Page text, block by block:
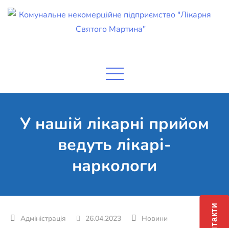
Skip
підприємство "Лікарня Святого
У нашій лікарні прийом
ведуть лікарі-
наркологи
26.04.2023 Новини